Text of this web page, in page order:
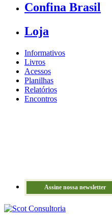
Confina Brasil
Loja
Informativos
Livros
Acessos
Planilhas
Relatórios
Encontros
Assine nossa newsletter